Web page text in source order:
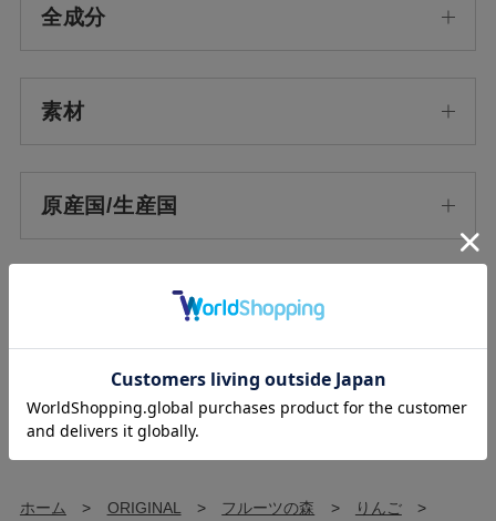
全成分
素材
原産国/生産国
使用上の注意
ホーム > ORIGINAL > フルーツの森 > りんご >